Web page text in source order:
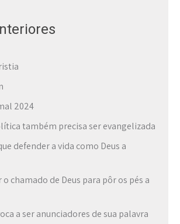
2024
também precisa ser evangelizada
defender a vida como Deus a
chamado de Deus para pôr os pés a
a ser anunciadores de sua palavra